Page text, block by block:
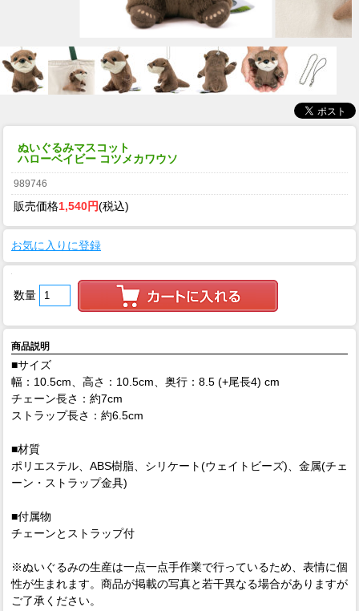
ぬいぐるみマスコット
ハローベイビー コツメカワウソ
989746
販売価格1,540円(税込)
お気に入りに登録
数量
商品説明
■サイズ
幅：10.5cm、高さ：10.5cm、奥行：8.5 (+尾長4) cm
チェーン長さ：約7cm
ストラップ長さ：約6.5cm
■材質
ポリエステル、ABS樹脂、シリケート(ウェイトビーズ)、金属(チェ
ーン・ストラップ金具)
■付属物
チェーンとストラップ付
※ぬいぐるみの生産は一点一点手作業で行っているため、表情に個
性が生まれます。商品が掲載の写真と若干異なる場合がありますが
ご了承ください。